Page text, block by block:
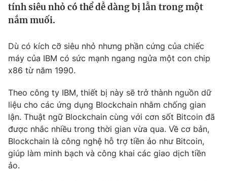
Tin tức
Câu chuyện quốc tế
Kinh tế
Tài chính
Thị trường
Dữ liệu và đời sống
Phim VTV
Hậu trường
Nhân vật
Khán giả
Giải trí
Điện ảnh
Âm nhạc
Sao
Đời sống
Du lịch
Giáo dục
tính siêu nhỏ có thể dễ dàng bị lẫn trong một
nắm muối.
Dù có kích cỡ siêu nhỏ nhưng phần cứng của chiếc
máy của IBM có sức mạnh ngang ngửa một con chip
x86 từ năm 1990.
Theo công ty IBM, thiết bị này sẽ trở thành nguồn dữ
liệu cho các ứng dụng Blockchain nhằm chống gian
lận. Thuật ngữ Blockchain cùng với cơn sốt Bitcoin đã
được nhắc nhiều trong thời gian vừa qua. Về cơ bản,
Blockchain là công nghệ hỗ trợ tiền ảo như Bitcoin,
giúp làm minh bạch và công khai các giao dịch tiền
ảo.